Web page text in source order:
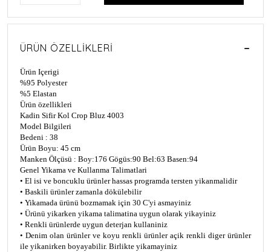
ÜRÜN ÖZELLIKLERI
Ürün Içerigi
%95 Polyester
%5 Elastan
Ürün özellikleri
Kadin Sifir Kol Crop Bluz 4003
Model Bilgileri
Bedeni : 38
Ürün Boyu: 45 cm
Manken Ölçüsü : Boy:176 Gögüs:90 Bel:63 Basen:94
Genel Yikama ve Kullanma Talimatlari
• El isi ve boncuklu ürünler hassas programda tersten yikanmalidir
• Baskili ürünler zamanla dökülebilir
• Yikamada ürünü bozmamak için 30 C'yi asmayiniz
• Ürünü yikarken yikama talimatina uygun olarak yikayiniz
• Renkli ürünlerde uygun deterjan kullaniniz
• Denim olan ürünler ve koyu renkli ürünler açik renkli diger ürünler
ile yikanirken boyayabilir. Birlikte yikamayiniz